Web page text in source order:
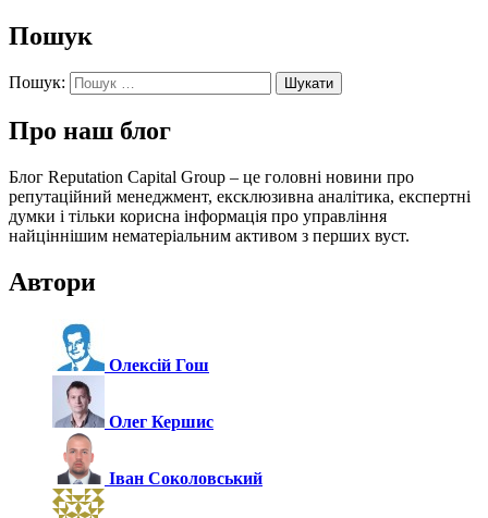
Пошук
Пошук:
Про наш блог
Блог Reputation Capital Group – це головні новини про
репутаційний менеджмент, ексклюзивна аналітика, експертні
думки і тільки корисна інформація про управління
найціннішим нематеріальним активом з перших вуст.
Автори
Олексій Гош
Олег Кершис
Іван Соколовський